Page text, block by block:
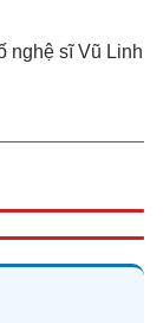
nghệ sĩ Vũ Linh